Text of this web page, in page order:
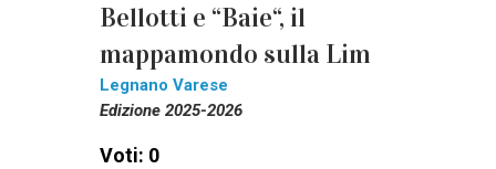
Bellotti e “Baie“, il
mappamondo sulla Lim
Legnano Varese
Edizione 2025-2026
Voti: 0